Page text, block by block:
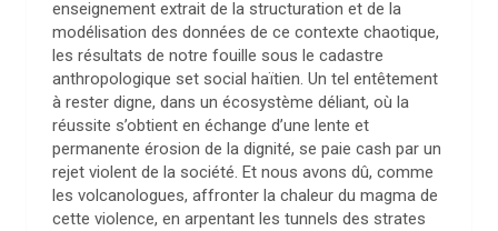
enseignement extrait de la structuration et de la
modélisation des données de ce contexte chaotique,
les résultats de notre fouille sous le cadastre
anthropologique set social haïtien. Un tel entêtement
à rester digne, dans un écosystème déliant, où la
réussite s’obtient en échange d’une lente et
permanente érosion de la dignité, se paie cash par un
rejet violent de la société. Et nous avons dû, comme
les volcanologues, affronter la chaleur du magma de
cette violence, en arpentant les tunnels des strates